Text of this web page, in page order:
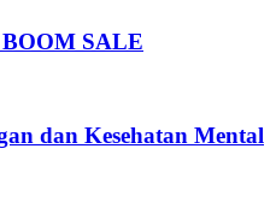
SALE
dan Kesehatan Mental